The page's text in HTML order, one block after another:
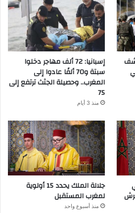
إسبانيا: 72 ألف مهاجر دخلوا
سبتة و70 ألفًا عادوا إلى
المغرب.. وحصيلة الجثث ترتفع إلى
75
منذ 3 أيام
جلالة الملك يحدد 15 أولوية
لمغرب المستقبل
منذ أسبوع واحد